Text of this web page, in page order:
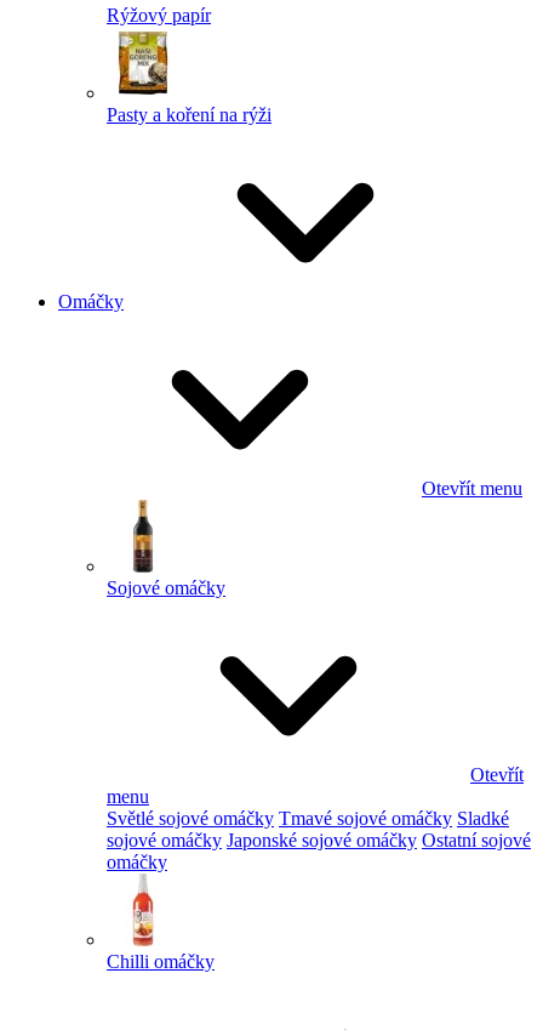
Rýžový papír
Pasty a koření na rýži
Omáčky
Otevřít menu
Sojové omáčky
Otevřít
menu
Světlé sojové omáčky Tmavé sojové omáčky Sladké
sojové omáčky Japonské sojové omáčky Ostatní sojové
omáčky
Chilli omáčky